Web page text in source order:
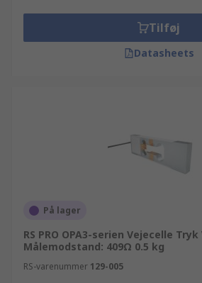
Tilføj
Datasheets
På lager
RS PRO OPA3-serien Vejecelle
Målemodstand: 409Ω 0.5 kg
RS-varenummer 129-005